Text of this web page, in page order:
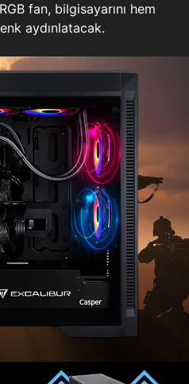
fan, bilgisayarını hem
aydınlatacak.